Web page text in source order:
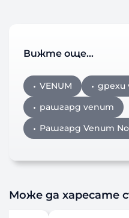
Вижте още…
VENUM дрехи
рашгард venum
Рашгард Venum
Може да харесате